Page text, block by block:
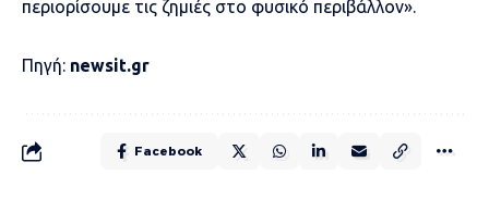
περιορίσουμε τις ζημιές στο φυσικό περιβάλλον».
Πηγή: newsit.gr
Facebook